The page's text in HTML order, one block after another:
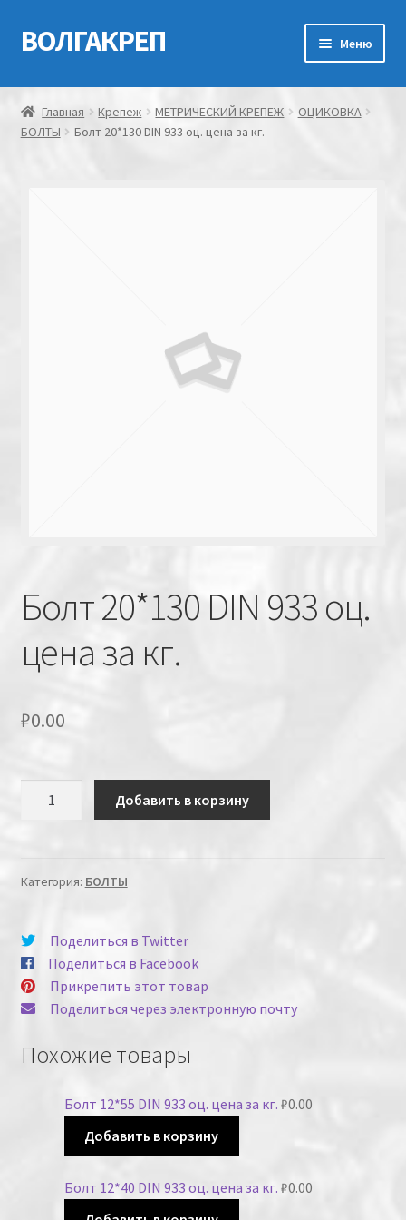
Перейти
к
Перейти
к
ВОЛГАКРЕП Меню
Главная
Контакты
Главная Крепеж МЕТРИЧЕСКИЙ КРЕПЕЖ
ОЦИКОВКА
БОЛТЫ
Болт 20*130 DIN 933 оц. цена за кг.
Болт 20*130 DIN 933 оц.
цена за кг.
₽0.00
Добавить в корзину
Категория: БОЛТЫ
Поделиться в Twitter
Поделиться в Facebook
Прикрепить этот товар
Поделиться через электронную почту
Похожие товары
Болт 12*55 DIN 933 оц. цена за кг. ₽0.00
Добавить в корзину
Болт 12*40 DIN 933 оц. цена за кг. ₽0.00